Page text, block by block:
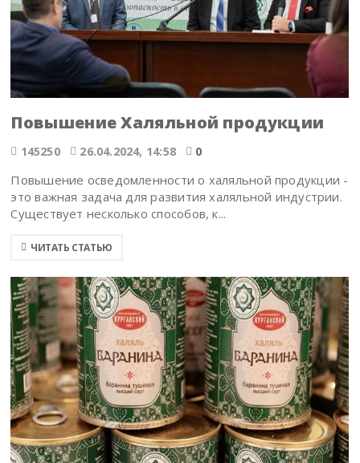
Повышение Халяльной продукции
145250 26.04.2024, 14:58 0
Повышение осведомленности о халяльной продукции -
это важная задача для развития халяльной индустрии.
Существует несколько способов, к...
ЧИТАТЬ СТАТЬЮ